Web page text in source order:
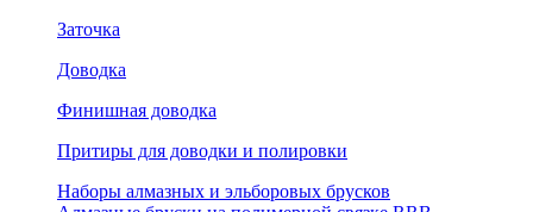
Заточка
Доводка
Финишная доводка
Притиры для доводки и полировки
Наборы алмазных и эльборовых брусков